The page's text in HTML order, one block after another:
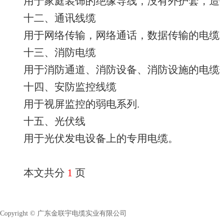
十二、通讯线缆
用于网络传输，网络通话，数据传输的电
十三、消防电缆
用于消防通道、消防设备、消防设施的电
十四、安防监控线缆
用于视屏监控的弱电系列.
十五、光伏线
用于光伏发电设备上的专用电缆。
本文共分 1 页
Copyright © 广东金联宇电缆实业有限公司